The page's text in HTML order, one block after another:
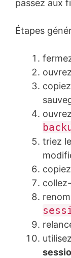
passez aux
Étapes
triez
utilisez